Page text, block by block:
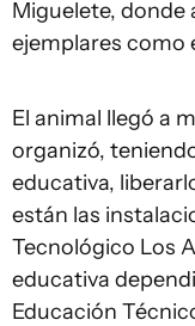
Miguelete, donde
ejemplares como
El animal llegó a
organizó,
educativa,
están las
Tecnológico Los
educativa
Educación